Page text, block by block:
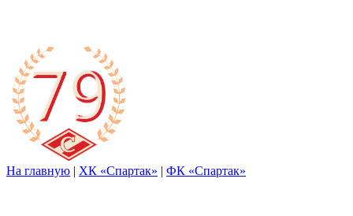
На главную | ХК «Спартак» | ФК «Спартак»